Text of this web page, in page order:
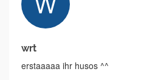
wrt
erstaaaaa ihr husos ^^